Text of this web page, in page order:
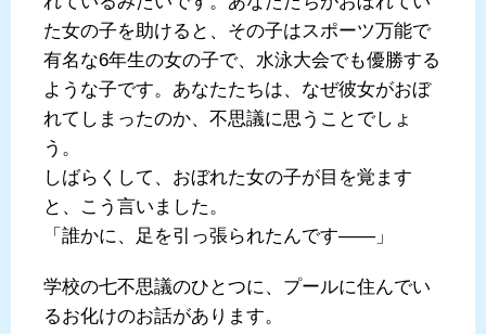
た女の子を助けると、その子はスポーツ万能で
有名な6年生の女の子で、水泳大会でも優勝する
ような子です。あなたたちは、なぜ彼女がおぼ
れてしまったのか、不思議に思うことでしょ
う。
しばらくして、おぼれた女の子が目を覚ます
と、こう言いました。
「誰かに、足を引っ張られたんです――」
学校の七不思議のひとつに、プールに住んでい
るお化けのお話があります。